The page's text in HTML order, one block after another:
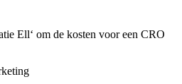
Ell‘ om de kosten voor een CRO